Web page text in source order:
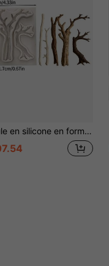
d'arbre, convient pour la fabrication de résine époxy, de gypse, d'argile et d'autres artisanats DIY, convient pour la Saint-Valentin, le printemps, Pâques et la Fête des Mères